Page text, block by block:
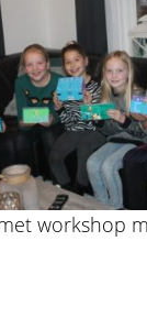
workshop